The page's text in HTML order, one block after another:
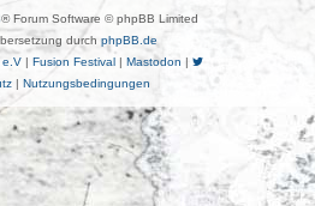
® Forum Software © phpBB Limited
durch phpBB.de
e.V | Fusion Festival | Mastodon |
| Nutzungsbedingungen